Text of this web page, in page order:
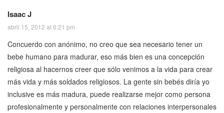
Isaac J
abril 15, 2012 at 6:21 pm
Concuerdo con anónimo, no creo que sea necesario tener un
bebe humano para madurar, eso más bien es una concepción
religiosa al hacernos creer que sólo venimos a la vida para crear
más vida y más soldados religiosos. La gente sin bebés diría yo
inclusive es más madura, puede realizarse mejor como persona
profesionalmente y personalmente con relaciones interpersonales